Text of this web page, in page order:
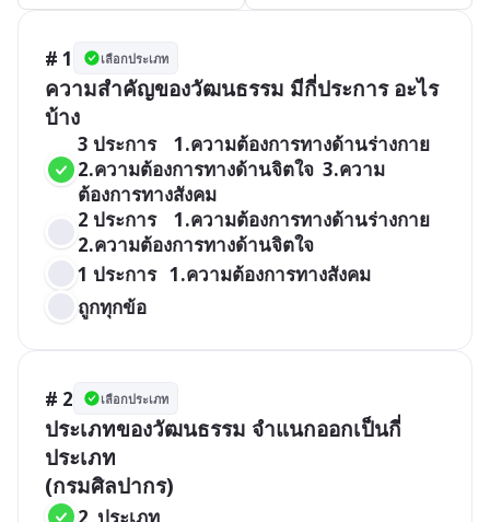
# 1 เลือกประเภท
ความสำคัญของวัฒนธรรม มีกี่ประการ อะไร
3 ประการ    1.ความต้องการทางด้านร่างกาย
2.ความต้องการทางด้านจิตใจ  3.ความ
ต้องการทางสังคม
2 ประการ    1.ความต้องการทางด้านร่างกาย
2.ความต้องการทางด้านจิตใจ
1 ประการ   1.ความต้องการทางสังคม
ถูกทุกข้อ
# 2 เลือกประเภท
ประเภทของวัฒนธรรม จำแนกออกเป็นกี่
ประเภท
2  ประเภท